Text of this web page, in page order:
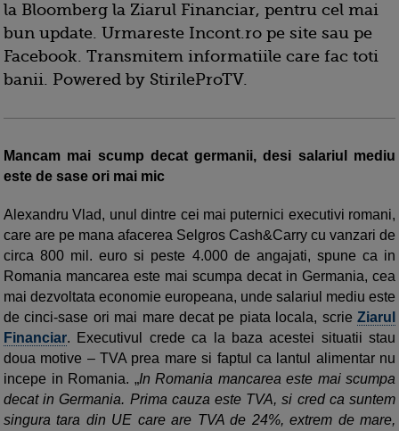
la Bloomberg la Ziarul Financiar, pentru cel mai
bun update. Urmareste Incont.ro pe site sau pe
Facebook. Transmitem informatiile care fac toti
banii. Powered by StirileProTV.
Mancam mai scump decat germanii, desi salariul mediu
este de sase ori mai mic
Alexandru Vlad, unul dintre cei mai puternici executivi romani,
care are pe mana afacerea Selgros Cash&Carry cu vanzari de
circa 800 mil. euro si peste 4.000 de angajati, spune ca in
Romania mancarea este mai scumpa decat in Germania, cea
mai dezvoltata economie europeana, unde salariul mediu este
de cinci-sase ori mai mare decat pe piata locala, scrie Ziarul
Financiar. Executivul crede ca la baza acestei situatii stau
doua motive – TVA prea mare si faptul ca lantul alimentar nu
incepe in Romania. „In Romania mancarea este mai scumpa
decat in Germania. Prima cauza este TVA, si cred ca suntem
singura tara din UE care are TVA de 24%, extrem de mare,